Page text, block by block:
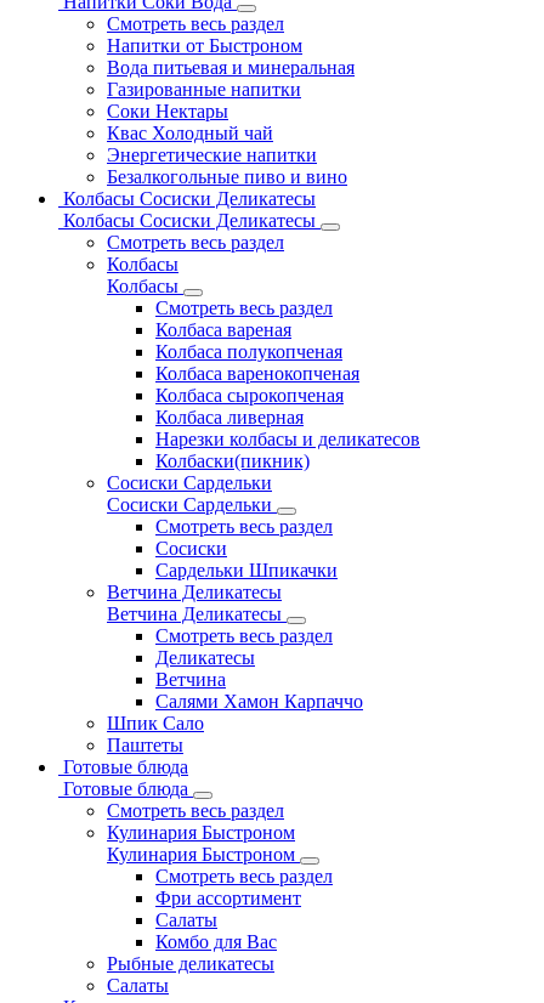
Смотреть весь раздел
Напитки от Быстроном
Вода питьевая и минеральная
Газированные напитки
Соки Нектары
Квас Холодный чай
Энергетические напитки
Безалкогольные пиво и вино
Колбасы Сосиски Деликатесы
Колбасы Сосиски Деликатесы
Смотреть весь раздел
Колбасы
Колбасы
Смотреть весь раздел
Колбаса вареная
Колбаса полукопченая
Колбаса варенокопченая
Колбаса сырокопченая
Колбаса ливерная
Нарезки колбасы и деликатесов
Колбаски(пикник)
Сосиски Сардельки
Сосиски Сардельки
Смотреть весь раздел
Сосиски
Сардельки Шпикачки
Ветчина Деликатесы
Ветчина Деликатесы
Смотреть весь раздел
Деликатесы
Ветчина
Салями Хамон Карпаччо
Шпик Сало
Паштеты
Готовые блюда
Готовые блюда
Смотреть весь раздел
Кулинария Быстроном
Кулинария Быстроном
Смотреть весь раздел
Фри ассортимент
Салаты
Комбо для Вас
Рыбные деликатесы
Салаты